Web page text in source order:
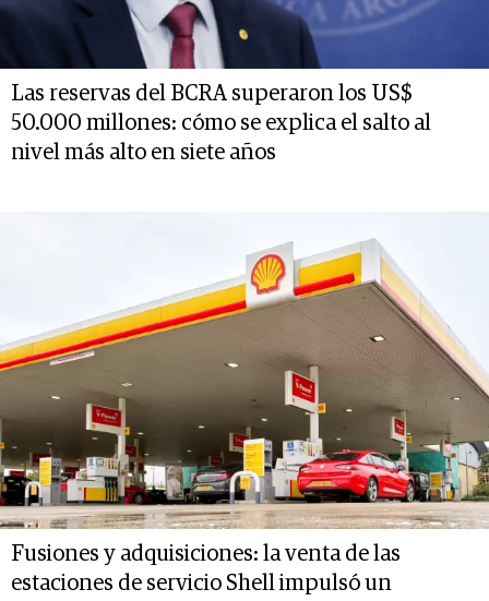
Las reservas del BCRA superaron los US$
50.000 millones: cómo se explica el salto al
nivel más alto en siete años
Fusiones y adquisiciones: la venta de las
estaciones de servicio Shell impulsó un